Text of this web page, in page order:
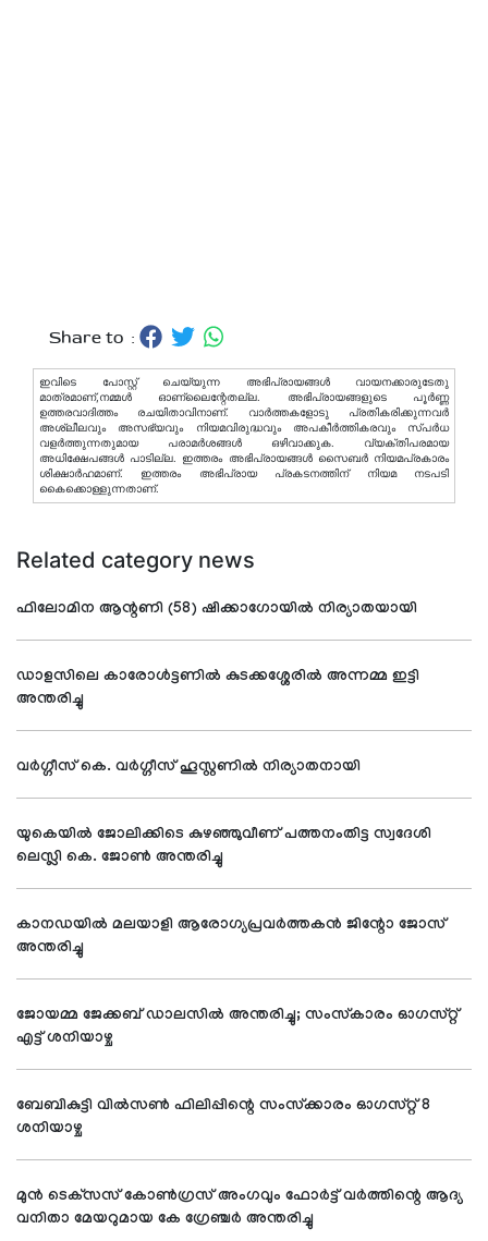
Share to :
ഇവിടെ പോസ്റ്റ് ചെയ്യുന്ന അഭിപ്രായങ്ങള്‍ വായനക്കാരുടേതു
മാത്രമാണ്,നമ്മൾ ഓണ്ലൈന്റേതല്ല. അഭിപ്രായങ്ങളുടെ പൂർണ്ണ
ഉത്തരവാദിത്തം രചയിതാവിനാണ്. വാര്‍ത്തകളോടു പ്രതികരിക്കുന്നവര്‍
അശ്ലീലവും അസഭ്യവും നിയമവിരുദ്ധവും അപകീര്‍ത്തികരവും സ്പര്‍ധ
വളര്‍ത്തുന്നതുമായ പരാമര്‍ശങ്ങള്‍ ഒഴിവാക്കുക. വ്യക്തിപരമായ
അധിക്ഷേപങ്ങള്‍ പാടില്ല. ഇത്തരം അഭിപ്രായങ്ങള്‍ സൈബര്‍ നിയമപ്രകാരം
ശിക്ഷാര്‍ഹമാണ്. ഇത്തരം അഭിപ്രായ പ്രകടനത്തിന് നിയമ നടപടി
കൈക്കൊള്ളുന്നതാണ്.
Related category news
ഫിലോമിന ആന്റണി (58) ഷിക്കാഗോയില്‍ നിര്യാതയായി
ഡാളസിലെ കാരോള്‍ട്ടണില്‍ കുടക്കശ്ശേരില്‍ അന്നമ്മ ഇട്ടി
അന്തരിച്ചു
വര്‍ഗ്ഗീസ് കെ. വര്‍ഗ്ഗീസ് ഹൂസ്റ്റണില്‍ നിര്യാതനായി
യുകെയില്‍ ജോലിക്കിടെ കുഴഞ്ഞുവീണ് പത്തനംതിട്ട സ്വദേശി
ലെസ്ലി കെ. ജോണ്‍ അന്തരിച്ചു
കാനഡയില്‍ മലയാളി ആരോഗ്യപ്രവര്‍ത്തകന്‍ ജിന്റോ ജോസ്
അന്തരിച്ചു
ജോയമ്മ ജേക്കബ് ഡാലസില്‍ അന്തരിച്ചു; സംസ്‌കാരം ഓഗസ്റ്റ്
എട്ട് ശനിയാഴ്ച
ബേബികുട്ടി വില്‍സണ്‍ ഫിലിപ്പിന്റെ സംസ്‌ക്കാരം ഓഗസ്റ്റ് 8
ശനിയാഴ്ച
മുന്‍ ടെക്‌സസ് കോണ്‍ഗ്രസ് അംഗവും ഫോര്‍ട്ട് വര്‍ത്തിന്റെ ആദ്യ
വനിതാ മേയറുമായ കേ ഗ്രേഞ്ചര്‍ അന്തരിച്ചു